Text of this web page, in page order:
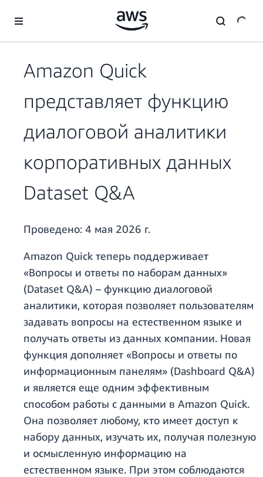
Перейти к главному контенту
Amazon Quick
представляет функцию
диалоговой аналитики
корпоративных данных
Dataset Q&A
Проведено: 4 мая 2026 г.
Amazon Quick теперь поддерживает
«Вопросы и ответы по наборам данных»
(Dataset Q&A) – функцию диалоговой
аналитики, которая позволяет пользователям
задавать вопросы на естественном языке и
получать ответы из данных компании. Новая
функция дополняет «Вопросы и ответы по
информационным панелям» (Dashboard Q&A)
и является еще одним эффективным
способом работы с данными в Amazon Quick.
Она позволяет любому, кто имеет доступ к
набору данных, изучать их, получая полезную
и осмысленную информацию на
естественном языке. При этом соблюдаются